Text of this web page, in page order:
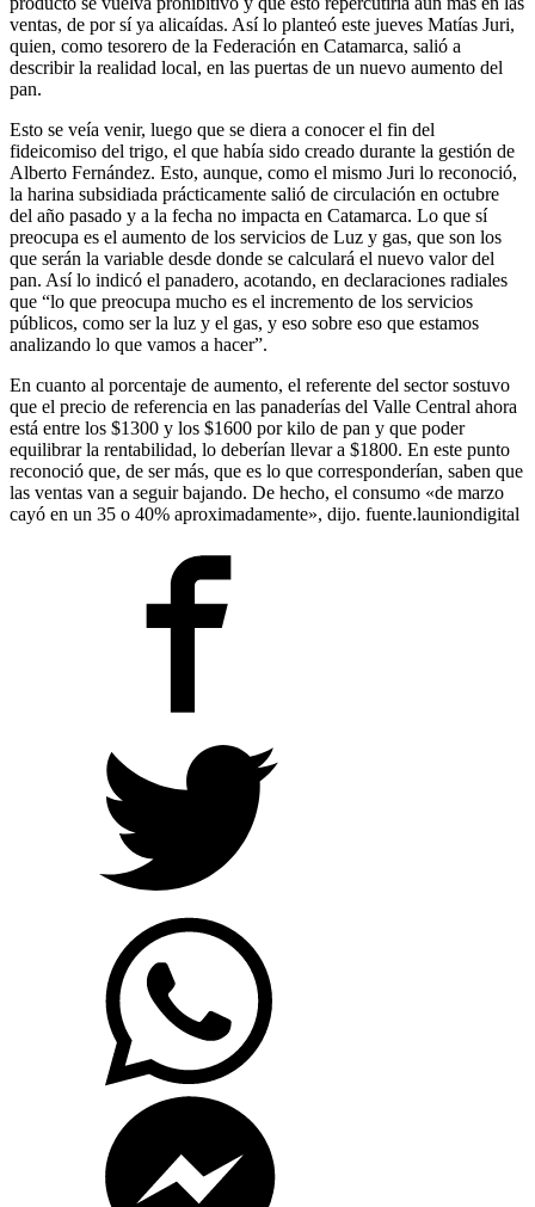
ventas, de por sí ya alicaídas. Así lo planteó este jueves Matías Juri,
quien, como tesorero de la Federación en Catamarca, salió a
describir la realidad local, en las puertas de un nuevo aumento del
pan.
Esto se veía venir, luego que se diera a conocer el fin del
fideicomiso del trigo, el que había sido creado durante la gestión de
Alberto Fernández. Esto, aunque, como el mismo Juri lo reconoció,
la harina subsidiada prácticamente salió de circulación en octubre
del año pasado y a la fecha no impacta en Catamarca. Lo que sí
preocupa es el aumento de los servicios de Luz y gas, que son los
que serán la variable desde donde se calculará el nuevo valor del
pan. Así lo indicó el panadero, acotando, en declaraciones radiales
que “lo que preocupa mucho es el incremento de los servicios
públicos, como ser la luz y el gas, y eso sobre eso que estamos
analizando lo que vamos a hacer”.
En cuanto al porcentaje de aumento, el referente del sector sostuvo
que el precio de referencia en las panaderías del Valle Central ahora
está entre los $1300 y los $1600 por kilo de pan y que poder
equilibrar la rentabilidad, lo deberían llevar a $1800. En este punto
reconoció que, de ser más, que es lo que corresponderían, saben que
las ventas van a seguir bajando. De hecho, el consumo «de marzo
cayó en un 35 o 40% aproximadamente», dijo. fuente.launiondigital